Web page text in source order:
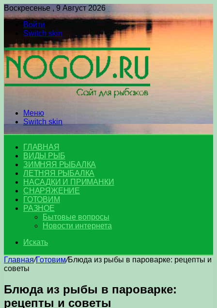
Воскресенье , 9 Август 2026
Войти
Switch skin
Меню
Switch skin
ГЛАВНАЯ
ВИДЫ РЫБ
ЗИМНЯЯ РЫБАЛКА
ЛЕТНЯЯ РЫБАЛКА
НАСАДКИ И ПРИМАНКИ
СНАРЯЖЕНИЕ
ГОТОВИМ
РАЗНОЕ
Бытовые вопросы
Новости интернета
Искать
Главная/Готовим/Блюда из рыбы в пароварке: рецепты и
советы
Блюда из рыбы в пароварке:
рецепты и советы